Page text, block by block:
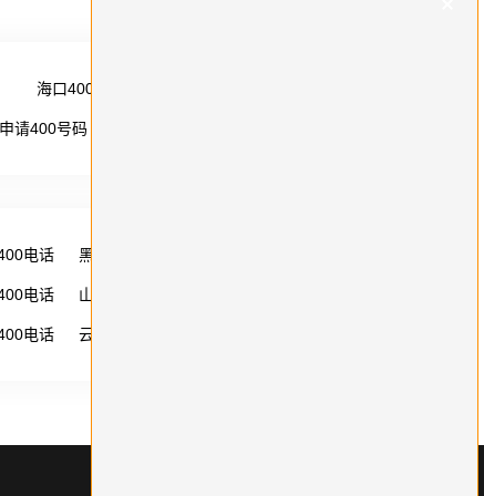
海口400电话
申请400号码
电话 黑龙江400电话
电话 山西400电话
电话 云南400电话